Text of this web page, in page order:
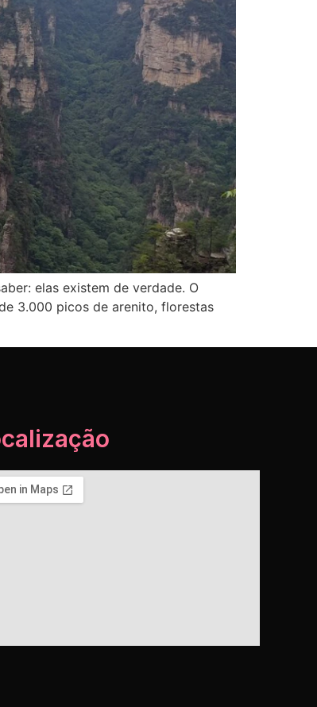
elas existem de verdade. O
3.000 picos de arenito, florestas